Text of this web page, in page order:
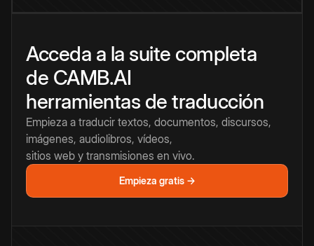
Acceda a la suite completa
de CAMB.AI
herramientas de traducción
Empieza a traducir textos, documentos, discursos,
imágenes, audiolibros, vídeos,
sitios web y transmisiones en vivo.
Empieza gratis →